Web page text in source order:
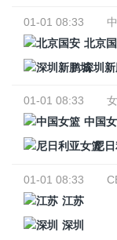
01-01 08:33
北京
深圳新
01-01 08:33
中国
尼日
01-01 08:33
江苏
深圳